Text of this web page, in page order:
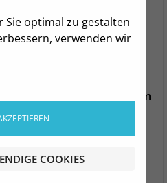
Sie optimal zu gestalten
verwenden wir
COOKIES
Herren - Blau-Weiß im